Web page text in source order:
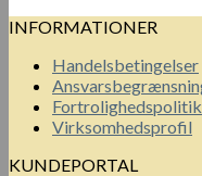
INFORMATIONER
Handelsbetingelser
Fortrolighedspolitik
Virksomhedsprofil
KUNDEPORTAL